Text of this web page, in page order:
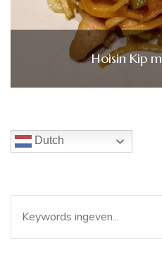
Hoisin Kip
Dutch
naar: